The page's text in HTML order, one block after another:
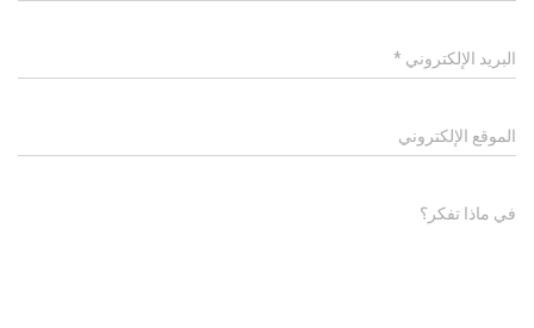
البريد الإلكتروني *
الموقع الإلكتروني
في ماذا تفكر؟